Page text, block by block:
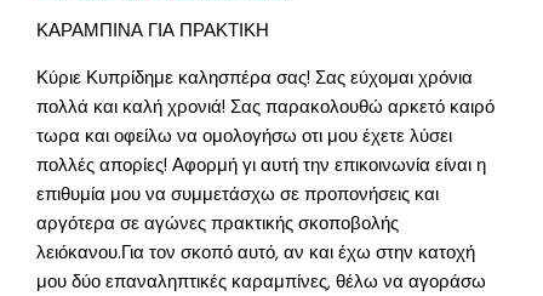
ΚΑΡΑΜΠΙΝΑ ΓΙΑ ΠΡΑΚΤΙΚΗ
Κύριε Κυπρίδημε καλησπέρα σας! Σας εύχομαι χρόνια
πολλά και καλή χρονιά! Σας παρακολουθώ αρκετό καιρό
τωρα και οφείλω να ομολογήσω οτι μου έχετε λύσει
πολλές απορίες! Αφορμή γι αυτή την επικοινωνία είναι η
επιθυμία μου να συμμετάσχω σε προπονήσεις και
αργότερα σε αγώνες πρακτικής σκοποβολής
λειόκανου.Για τον σκοπό αυτό, αν και έχω στην κατοχή
μου δύο επαναληπτικές καραμπίνες, θέλω να αγοράσω